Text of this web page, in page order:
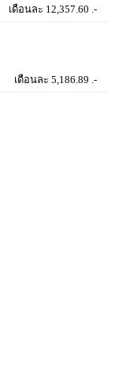
เดือนละ 12,357.60 .-
เดือนละ 5,186.89 .-